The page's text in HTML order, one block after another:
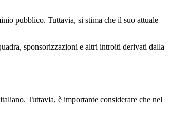
pubblico. Tuttavia, si stima che il suo attuale
sponsorizzazioni e altri introiti derivati dalla
Tuttavia, è importante considerare che nel